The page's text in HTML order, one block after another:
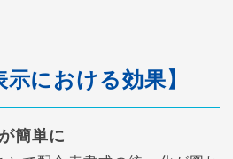
示における効果】
簡単に